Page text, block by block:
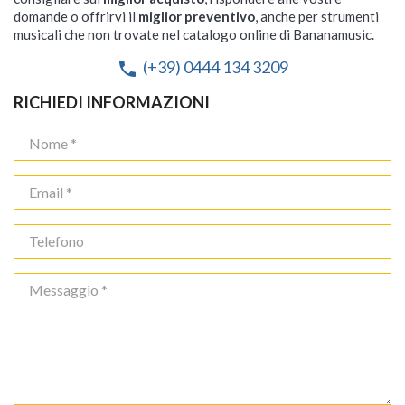
domande o offrirvi il miglior preventivo, anche per strumenti
musicali che non trovate nel catalogo online di Bananamusic.
phone (+39) 0444 134 3209
RICHIEDI INFORMAZIONI